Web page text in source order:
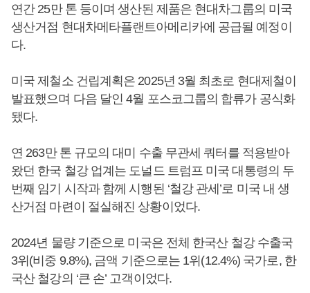
연간 25만 톤 등이며 생산된 제품은 현대차그룹의 미국
생산거점 현대차메타플랜트아메리카에 공급될 예정이
다.
미국 제철소 건립계획은 2025년 3월 최초로 현대제철이
발표했으며 다음 달인 4월 포스코그룹의 합류가 공식화
됐다.
연 263만 톤 규모의 대미 수출 무관세 쿼터를 적용받아
왔던 한국 철강 업계는 도널드 트럼프 미국 대통령의 두
번째 임기 시작과 함께 시행된 ‘철강 관세’로 미국 내 생
산거점 마련이 절실해진 상황이었다.
2024년 물량 기준으로 미국은 전체 한국산 철강 수출국
3위(비중 9.8%), 금액 기준으로는 1위(12.4%) 국가로, 한
국산 철강의 ‘큰 손’ 고객이었다.